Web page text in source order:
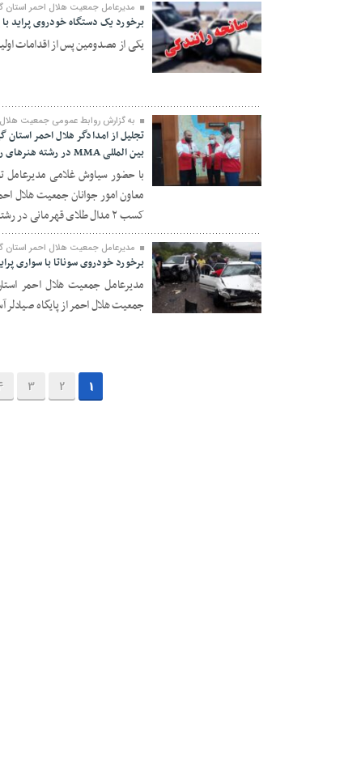
۲۰ شهریور ۱۴۰۰
مدیرعامل جمعیت هلال احمر استان
برخورد یک دستگاه خودروی پراید با پیکان
یکی از مصدومین پس از اقدامات
۲۰ شهریور ۱۴۰۰
به گزارش روابط عمومی جمعیت هلال
بین المللی MMA در رشته هنرهای رزمی ترکیبی
با حضور سیاوش غلامی مدیرعامل
معاون امور جوانان جمعیت هلال
کسب ۲ مدال طلای قهرمانی در رشته هنرهای رزمی تجلیل شد
۱۸ شهریور ۱۴۰۰
مدیرعامل جمعیت هلال احمر استان
برخورد خودروی سوناتا با سواری پراید در محور
مدیرعامل جمعیت هلال احمر
جمعیت هلال احمر از پایگاه
1
2
3